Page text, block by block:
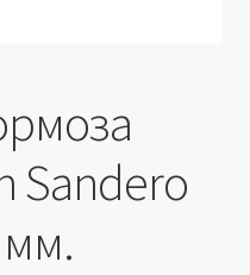
Sandero
мм.